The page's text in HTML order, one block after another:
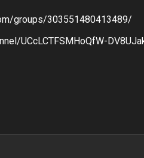
groups/303551480413489/
UCcLCTFSMHoQfW-